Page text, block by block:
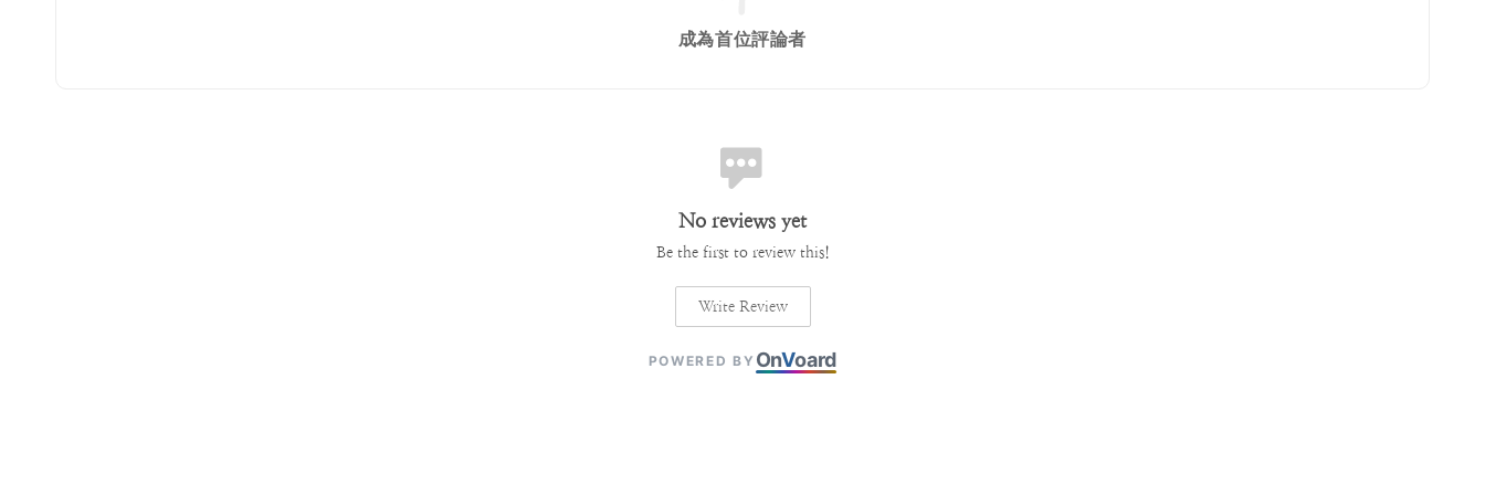
成為首位評論者
No reviews yet
Be the first to review this!
Write Review
POWERED BY OnVoard